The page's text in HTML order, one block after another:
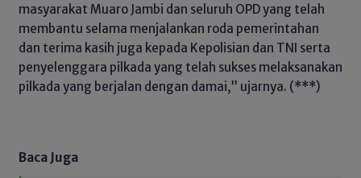
masyarakat Muaro Jambi dan seluruh OPD yang telah
membantu selama menjalankan roda pemerintahan
dan terima kasih juga kepada Kepolisian dan TNI serta
penyelenggara pilkada yang telah sukses melaksanakan
pilkada yang berjalan dengan damai,” ujarnya. (***)
Baca Juga